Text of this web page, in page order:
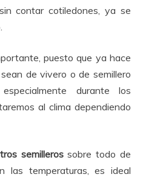
contar cotiledones, ya se
puesto que ya hace
de vivero o de semillero
durante los
al clima dependiendo
semillerossobre todo de
las temperaturas, es ideal